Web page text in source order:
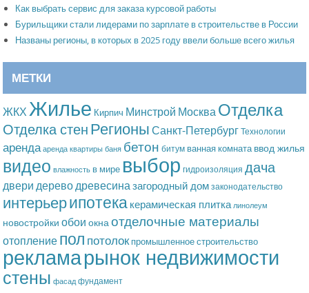
Как выбрать сервис для заказа курсовой работы
Бурильщики стали лидерами по зарплате в строительстве в России
Названы регионы, в которых в 2025 году ввели больше всего жилья
МЕТКИ
ЖКХ Жилье Кирпич Минстрой МоскваОтделка
Отделка стенРегионы Санкт-Петербург Технологии
аренда аренда квартиры баня бетон битум ванная комната ввод жилья
видео влажность в мире выбор гидроизоляция дача
двери дереводревесиназагородный дом законодательство
интерьерипотека керамическая плитка линолеум
новостройки обои окнаотделочные материалы
отоплениепол потолок промышленное строительство
рекламарынок недвижимости
стены фасад фундамент